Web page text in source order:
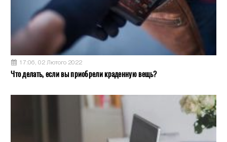
17:06, 02 Лютого 2022
Что делать, если вы приобрели краденную вещь?